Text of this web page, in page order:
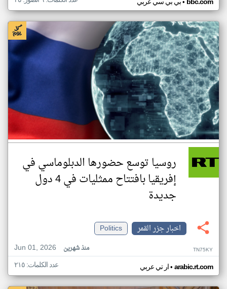
روسيا توسع حضورها الدبلوماسي في
إفريقيا بافتتاح ممثليات في 4 دول
جديدة
اخبار جزر القمر
Politics
Jun 01, 2026
منذ شهرين TN75KY
ار تي عربي• arabic.rt.com عدد الكلمات: ٢١٥